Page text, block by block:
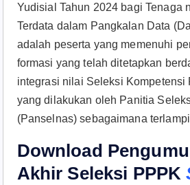
Yudisial Tahun 2024 bagi Tenaga
Terdata dalam Pangkalan Data
adalah peserta yang memenuhi
formasi yang telah ditetapkan
integrasi nilai Seleksi Kompetensi
yang dilakukan oleh Panitia
(Panselnas) sebagaimana
Download
Akhir Seleksi PPPK